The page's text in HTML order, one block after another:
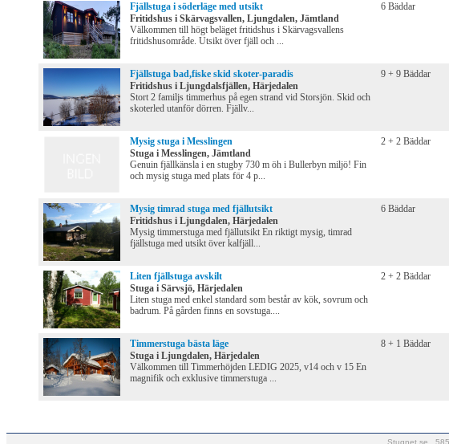
Fjällstuga i söderläge med utsikt
Fritidshus i Skärvagsvallen, Ljungdalen, Jämtland
Välkommen till högt beläget fritidshus i Skärvagsvallens
fritidshusområde. Utsikt över fjäll och ...
6 Bäddar
Fjällstuga bad,fiske skid skoter-paradis
Fritidshus i Ljungdalsfjällen, Härjedalen
Stort 2 familjs timmerhus på egen strand vid Storsjön. Skid och
skoterled utanför dörren. Fjällv...
9 + 9 Bäddar
Mysig stuga i Messlingen
Stuga i Messlingen, Jämtland
Genuin fjällkänsla i en stugby 730 m öh i Bullerbyn miljö! Fin
och mysig stuga med plats för 4 p...
2 + 2 Bäddar
Mysig timrad stuga med fjällutsikt
Fritidshus i Ljungdalen, Härjedalen
Mysig timmerstuga med fjällutsikt En riktigt mysig, timrad
fjällstuga med utsikt över kalfjäll...
6 Bäddar
Liten fjällstuga avskilt
Stuga i Särvsjö, Härjedalen
Liten stuga med enkel standard som består av kök, sovrum och
badrum. På gården finns en sovstuga....
2 + 2 Bäddar
Timmerstuga bästa läge
Stuga i Ljungdalen, Härjedalen
Välkommen till Timmerhöjden LEDIG 2025, v14 och v 15 En
magnifik och exklusive timmerstuga ...
8 + 1 Bäddar
Stugnet.se .